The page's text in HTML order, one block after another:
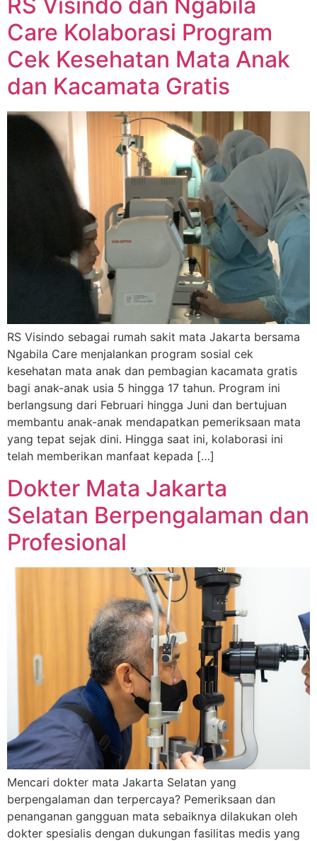
Care Kolaborasi Program
Cek Kesehatan Mata Anak
dan Kacamata Gratis
RS Visindo sebagai rumah sakit mata Jakarta bersama
Ngabila Care menjalankan program sosial cek
kesehatan mata anak dan pembagian kacamata gratis
bagi anak-anak usia 5 hingga 17 tahun. Program ini
berlangsung dari Februari hingga Juni dan bertujuan
membantu anak-anak mendapatkan pemeriksaan mata
yang tepat sejak dini. Hingga saat ini, kolaborasi ini
telah memberikan manfaat kepada […]
Dokter Mata Jakarta
Selatan Berpengalaman dan
Profesional
Mencari dokter mata Jakarta Selatan yang
berpengalaman dan terpercaya? Pemeriksaan dan
penanganan gangguan mata sebaiknya dilakukan oleh
dokter spesialis dengan dukungan fasilitas medis yang